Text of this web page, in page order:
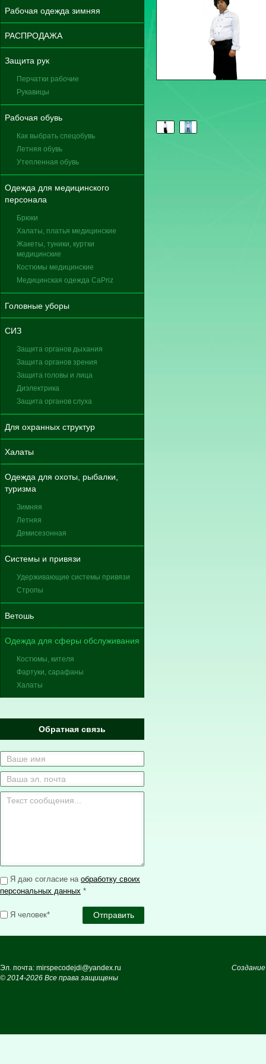
Рабочая одежда зимняя
РАСПРОДАЖА
Защита рук
Перчатки рабочие
Рукавицы
Рабочая обувь
Как выбрать спецобувь
Летняя обувь
Утепленная обувь
Одежда для медицинского
персонала
Брюки
Халаты, платья медицинские
Жакеты, туники, куртки
медицинские
Костюмы медицинские
Медицинская одежда CaPriz
Головные уборы
СИЗ
Защита органов дыхания
Защита органов зрения
Защита головы и лица
Диэлектрика
Защита органов слуха
Для охранных структур
Халаты
Одежда для охоты, рыбалки,
туризма
Зимняя
Летняя
Демисезонная
Системы и привязи
Удерживающие системы привязи
Стропы
Ветошь
Одежда для сферы обслуживания
Костюмы, кителя
Фартуки, сарафаны
Халаты
Обратная связь
Я даю согласие на обработку своих
персональных данных *
Я человек*
Эл. почта: mirspecodejdi@yandex.ru
© 2014-2026 Все права защищены